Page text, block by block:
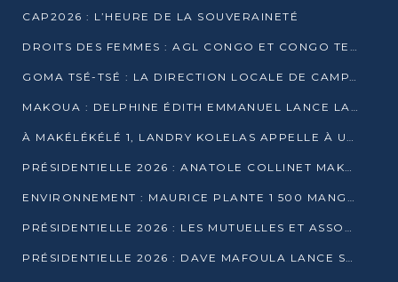
CAP2026 : L’HEURE DE LA SOUVERAINETÉ
DROITS DES FEMMES : AGL CONGO ET CONGO TERMINAL METTENT EN AVANT LE LEADERSHIP FÉMININ
GOMA TSÉ-TSÉ : LA DIRECTION LOCALE DE CAMPAGNE INTENSIFIE LA SENSIBILISATION DANS LES VILLAGES
MAKOUA : DELPHINE ÉDITH EMMANUEL LANCE LA CAMPAGNE POUR DENIS SASSOU-N’GUESSO
À MAKÉLÉKÉLÉ 1, LANDRY KOLELAS APPELLE À UNE MOBILISATION MASSIVE EN FAVEUR DE DENIS SASSOU-N’GUESSO
PRÉSIDENTIELLE 2026 : ANATOLE COLLINET MAKOSSO DÉFEND LE PROJET DE SOCIÉTÉ DE DENIS SASSOU NGUESSO
ENVIRONNEMENT : MAURICE PLANTE 1 500 MANGROVES POUR HONORER WANGARI MAATHAI
PRÉSIDENTIELLE 2026 : LES MUTUELLES ET ASSOCIATIONS S’IMPLIQUENT DANS LA CAMPAGNE ÉLECTORALE À TIÉ-TIÉ 2 (POINTE-NOIRE)
PRÉSIDENTIELLE 2026 : DAVE MAFOULA LANCE SA « VAGUE DU NOUVEAU DÉPART » À IMPFONDO